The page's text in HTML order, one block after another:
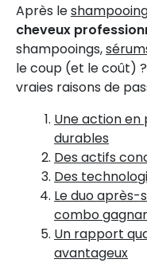
Après le
cheveux
shampooings,
le coup (et le coût)
vraies raisons de
Une action
durables
Des actifs
Des
Le duo après-
combo
Un rapport
avantageux